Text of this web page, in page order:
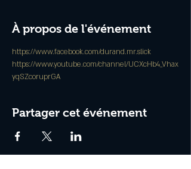
À propos de l'événement
https://www.facebook.com/durand.mr.slick
https://www.youtube.com/channel/UCXcHb4_Vhax
yqSZcoruprGA
Partager cet événement